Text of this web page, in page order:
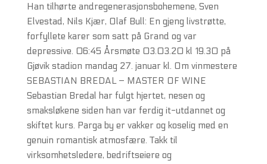
Han tilhørte andregenerasjonsbohemene, Sven
Elvestad, Nils Kjær, Olaf Bull: En gjeng livstrøtte,
forfyllete karer som satt på Grand og var
depressive. 06:45 Årsmøte 03.03.20 kl 19.30 på
Gjøvik stadion mandag 27. januar kl. Om vinmestere
SEBASTIAN BREDAL – MASTER OF WINE
Sebastian Bredal har fulgt hjertet, nesen og
smaksløkene siden han var ferdig it-utdannet og
skiftet kurs. Parga by er vakker og koselig med en
genuin romantisk atmosfære. Takk til
virksomhetsledere, bedriftseiere og